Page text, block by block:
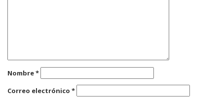
Nombre*
Correo electrónico *